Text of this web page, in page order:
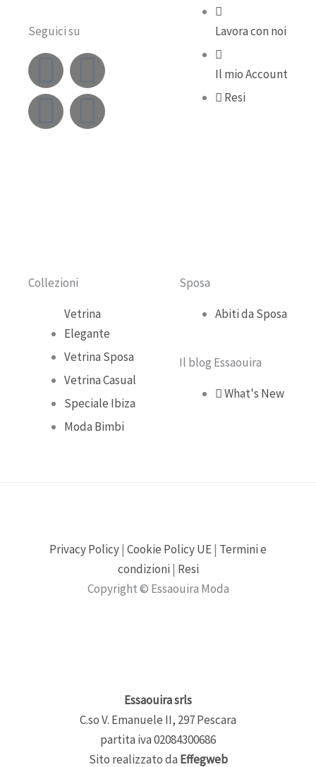
Seguici su
F
a
c
o
I
n
s
a
m
Y
o
u
e
T
i
k
Lavora con noi
Il mio Account
Resi
Collezioni
Vetrina
Elegante
Vetrina Sposa
Vetrina Casual
Speciale Ibiza
Moda Bimbi
Sposa
Abiti da Sposa
Il blog Essaouira
What's New
Privacy Policy| Cookie Policy UE| Termini e
condizioni | Resi
Copyright © Essaouira Moda
Essaouira srls
C.so V. Emanuele II, 297 Pescara
partita iva 02084300686
Sito realizzato da Effegweb